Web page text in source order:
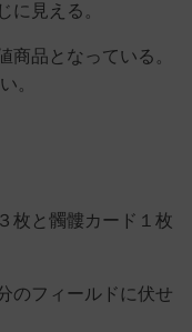
に見える。
商品となっている。
。
枚と髑髏カード１枚
のフィールドに伏せ